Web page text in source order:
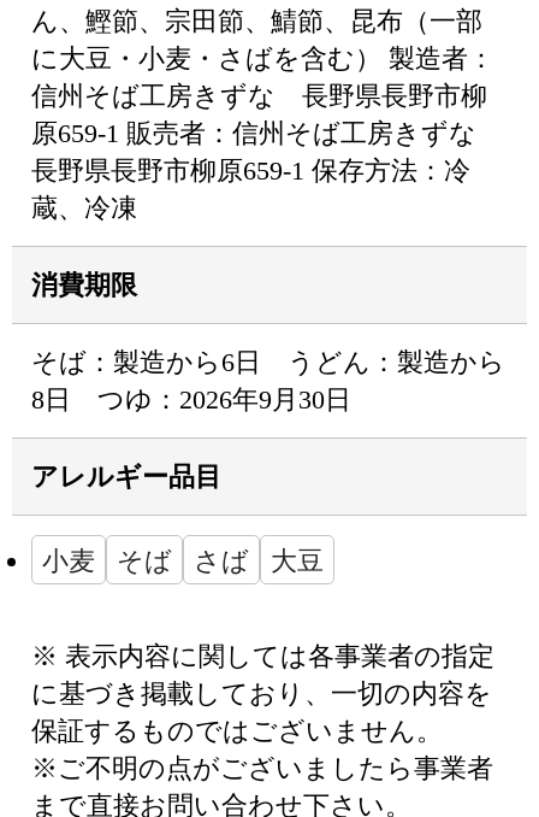
ん、鰹節、宗田節、鯖節、昆布（一部
に大豆・小麦・さばを含む） 製造者：
信州そば工房きずな 長野県長野市柳
原659-1 販売者：信州そば工房きずな
長野県長野市柳原659-1 保存方法：冷
蔵、冷凍
消費期限
そば：製造から6日 うどん：製造から
8日 つゆ：2026年9月30日
アレルギー品目
小麦 そば さば 大豆
※ 表示内容に関しては各事業者の指定
に基づき掲載しており、一切の内容を
保証するものではございません。
※ご不明の点がございましたら事業者
まで直接お問い合わせ下さい。